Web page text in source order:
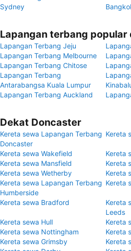
Sydney
Lapangan terbang popular
Lapangan Terbang Jeju
Lapangan Terbang Melbourne
Lapangan Terbang Chitose
Lapangan Terbang
Antarabangsa Kuala Lumpur
Lapangan Terbang Auckland
Dekat Doncaster
Kereta sewa Lapangan Terbang
Doncaster
Kereta
Kereta sewa Wakefield
Kereta
Kereta sewa Mansfield
Kereta
Kereta sewa Wetherby
Kereta
Kereta sewa Lapangan Terbang
Humberside
Kereta
Kereta sewa Bradford
Kereta
Leeds
Kereta sewa Hull
Kereta
Kereta sewa Nottingham
Kereta
Kereta sewa Grimsby
Kereta